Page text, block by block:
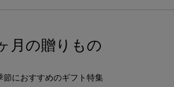
月の贈りもの
節におすすめのギフト特集